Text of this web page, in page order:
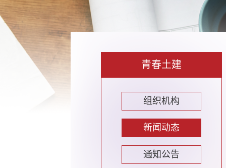
青春土建
组织机构
新闻动态
通知公告